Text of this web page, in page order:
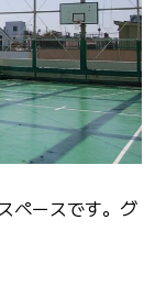
ペースです。グ